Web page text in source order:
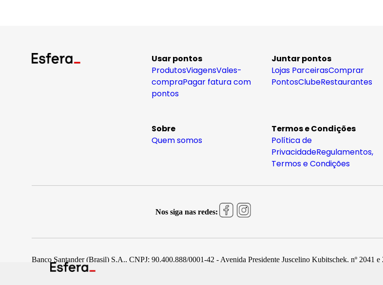
Usar pontos
ProdutosViagensVales-
compraPagar fatura com
pontos
Juntar pontos
Lojas ParceirasComprar
PontosClubeRestaurantes
Sobre
Quem somos
Termos e Condições
Política de
PrivacidadeRegulamentos,
Termos e Condições
Nos siga nas redes:
Banco Santander (Brasil) S.A., CNPJ: 90.400.888/0001-42 - Avenida Presidente Juscelino Kubitschek, nº 2041